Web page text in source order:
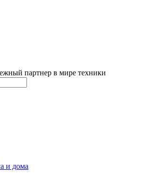
партнер в мире техники
и дома